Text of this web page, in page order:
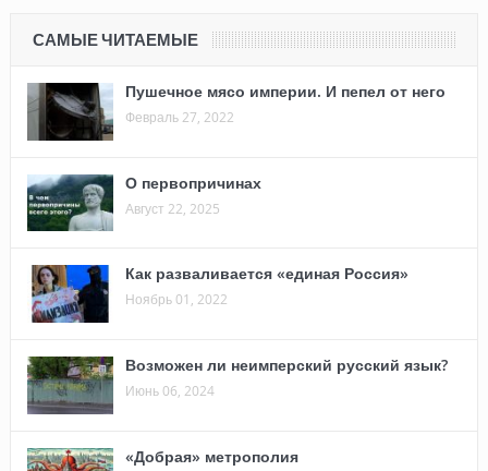
САМЫЕ ЧИТАЕМЫЕ
Пушечное мясо империи. И пепел от него
Февраль 27, 2022
О первопричинах
Август 22, 2025
Как разваливается «единая Россия»
Ноябрь 01, 2022
Возможен ли неимперский русский язык?
Июнь 06, 2024
«Добрая» метрополия